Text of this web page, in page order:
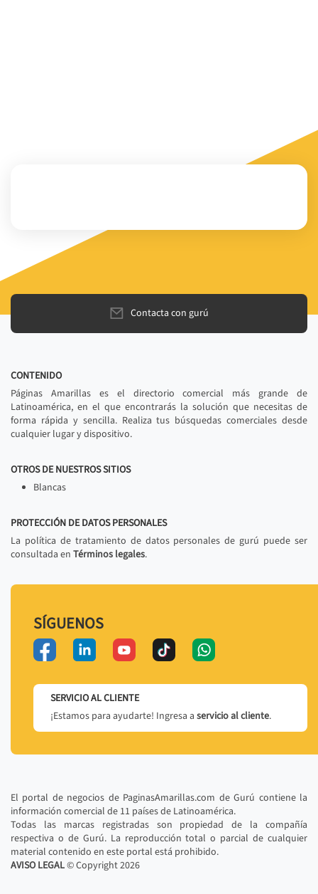
Contacta con gurú
CONTENIDO
Páginas Amarillas es el directorio comercial más grande de
Latinoamérica, en el que encontrarás la solución que necesitas de
forma rápida y sencilla. Realiza tus búsquedas comerciales desde
cualquier lugar y dispositivo.
OTROS DE NUESTROS SITIOS
Blancas
PROTECCIÓN DE DATOS PERSONALES
La política de tratamiento de datos personales de gurú puede ser
consultada en Términos legales.
SÍGUENOS
SERVICIO AL CLIENTE
¡Estamos para ayudarte! Ingresa a servicio al cliente.
El portal de negocios de PaginasAmarillas.com de Gurú contiene la
información comercial de 11 países de Latinoamérica.
Todas las marcas registradas son propiedad de la compañía
respectiva o de Gurú. La reproducción total o parcial de cualquier
material contenido en este portal está prohibido.
AVISO LEGAL© Copyright2026